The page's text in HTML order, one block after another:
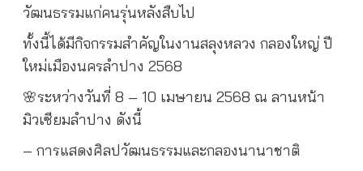
วัฒนธรรมแก่คนรุ่นหลังสืบไป
ทั้งนี้ได้มีกิจกรรมสำคัญในงานสลุงหลวง กลองใหญ่ ปี
ใหม่เมืองนครลำปาง 2568
🌸ระหว่างวันที่ 8 – 10 เมษายน 2568 ณ ลานหน้า
มิวเซียมลำปาง ดังนี้
– การแสดงศิลปวัฒนธรรมและกลองนานาชาติ